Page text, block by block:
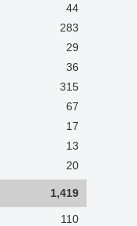
44
283
29
36
315
67
17
13
20
1,419
110